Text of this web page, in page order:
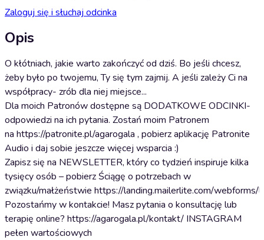
Zaloguj się i słuchaj odcinka
Opis
O kłótniach, jakie warto zakończyć od dziś. Bo jeśli chcesz,
żeby było po twojemu, Ty się tym zajmij. A jeśli zależy Ci na
współpracy- zrób dla niej miejsce...
Dla moich Patronów dostępne są DODATKOWE ODCINKI-
odpowiedzi na ich pytania. Zostań moim Patronem
na ⁠https://patronite.pl/agarogala⁠ , pobierz aplikację Patronite
Audio i daj sobie jeszcze więcej wsparcia :)
Zapisz się na NEWSLETTER, który co tydzień inspiruje kilka
tysięcy osób – pobierz Ściągę o potrzebach w
związku/małżeństwie ⁠https://landing.mailerlite.com/
Pozostańmy w kontakcie! Masz pytania o konsultację lub
terapię online? https://agarogala.pl/kontakt/ INSTAGRAM
pełen wartościowych